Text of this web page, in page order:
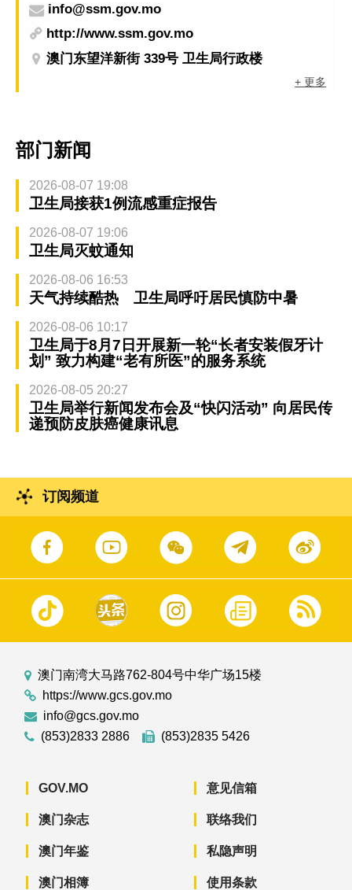
info@ssm.gov.mo
http://www.ssm.gov.mo
澳门东望洋新街 339号 卫生局行政楼
+ 更多
部门新闻
2026-08-07 19:08
卫生局接获1例流感重症报告
2026-08-07 19:06
卫生局灭蚊通知
2026-08-06 16:53
天气持续酷热 卫生局呼吁居民慎防中暑
2026-08-06 10:17
卫生局于8月7日开展新一轮“长者安装假牙计
划” 致力构建“老有所医”的服务系统
2026-08-05 20:27
卫生局举行新闻发布会及“快闪活动” 向居民传
递预防皮肤癌健康讯息
订阅频道
澳门南湾大马路762-804号中华广场15楼
https://www.gcs.gov.mo
info@gcs.gov.mo
(853)2833 2886
(853)2835 5426
GOV.MO
澳门杂志
澳门年鉴
澳门相簿
意见信箱
联络我们
私隐声明
使用条款